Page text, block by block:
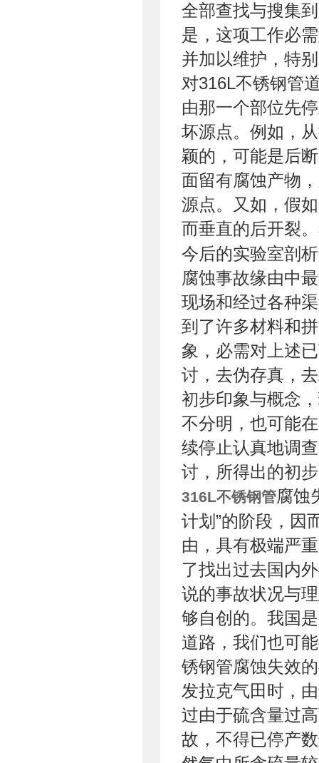
全部查找与搜集
是，这项工作必
并加以维护，特
对316L不锈钢管
由那一个部位先
坏源点。例如，
颖的，可能是后
面留有腐蚀产物
源点。又如，假
而垂直的后开裂。
今后的实验室剖
腐蚀事故缘由中
现场和经过各种
到了许多材料和
象，必需对上述
讨，去伪存真，
初步印象与概念
不分明，也可能
续停止认真地调
讨，所得出的初
316L不锈钢管腐蚀
计划”的阶段，因
由，具有极端严
了找出过去国内
说的事故状况与
够自创的。我国
道路，我们也可
锈钢管腐蚀失效
发拉克气田时，
过由于硫含量过
故，不得已停产